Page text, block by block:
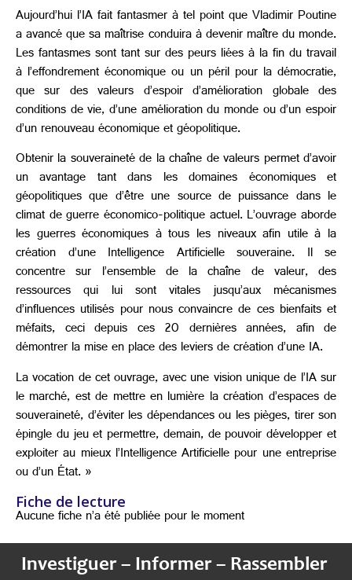
Aujourd’hui l’IA fait fantasmer à tel point que Vladimir Poutine
a avancé que sa maîtrise conduira à devenir maître du monde.
Les fantasmes sont tant sur des peurs liées à la fin du travail
à l’effondrement économique ou un péril pour la démocratie,
que sur des valeurs d’espoir d’amélioration globale des
conditions de vie, d’une amélioration du monde ou d’un espoir
d’un renouveau économique et géopolitique.
Obtenir la souveraineté de la chaîne de valeurs permet d’avoir
un avantage tant dans les domaines économiques et
géopolitiques que d’être une source de puissance dans le
climat de guerre économico-politique actuel. L’ouvrage aborde
les guerres économiques à tous les niveaux afin utile à la
création d’une Intelligence Artificielle souveraine. Il se
concentre sur l’ensemble de la chaîne de valeur, des
ressources qui lui sont vitales jusqu’aux mécanismes
d’influences utilisés pour nous convaincre de ces bienfaits et
méfaits, ceci depuis ces 20 dernières années, afin de
démontrer la mise en place des leviers de création d’une IA.
La vocation de cet ouvrage, avec une vision unique de l’IA sur
le marché, est de mettre en lumière la création d’espaces de
souveraineté, d’éviter les dépendances ou les pièges, tirer son
épingle du jeu et permettre, demain, de pouvoir développer et
exploiter au mieux l’Intelligence Artificielle pour une entreprise
ou d’un État. »
Fiche de lecture
Aucune fiche n’a été publiée pour le moment
Investiguer – Informer – Rassembler